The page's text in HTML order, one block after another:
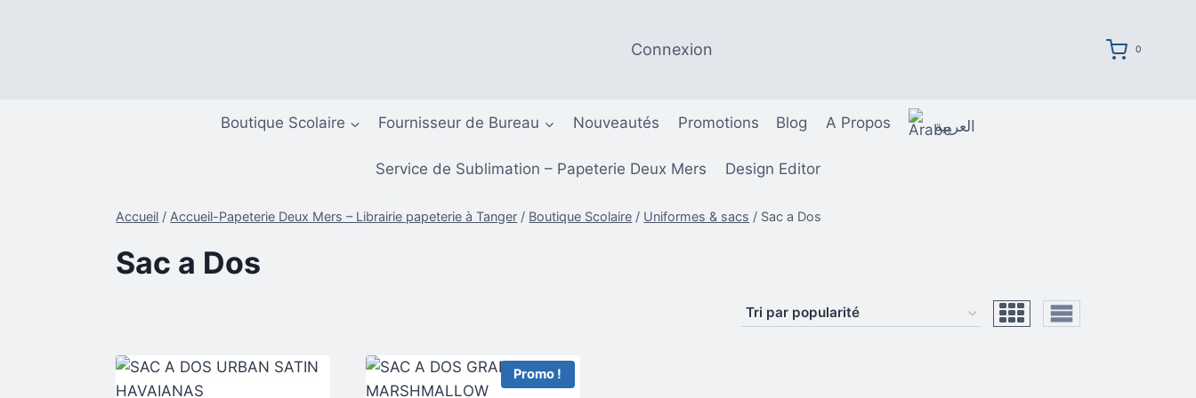
Connexion 0
Boutique Scolaire Fournisseur de Bureau Nouveautés Promotions Blog A Propos العربية
Service de Sublimation – Papeterie Deux Mers Design Editor
Accueil / Accueil-Papeterie Deux Mers – Librairie papeterie à Tanger / Boutique Scolaire / Uniformes & sacs / Sac a Dos
Sac a Dos
Promo !